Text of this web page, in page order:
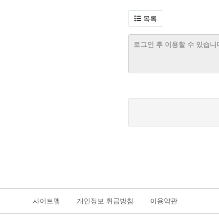
목록
사이트맵 개인정보 취급방침 이용약관